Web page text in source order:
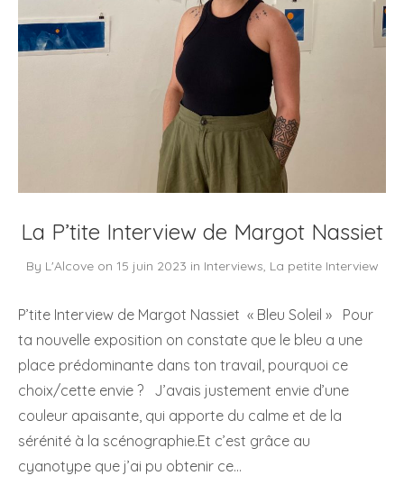
La P’tite Interview de Margot Nassiet
By L'Alcoveon 15 juin 2023 in Interviews, La petite Interview
P’tite Interview de Margot Nassiet « Bleu Soleil » Pour
ta nouvelle exposition on constate que le bleu a une
place prédominante dans ton travail, pourquoi ce
choix/cette envie ? J’avais justement envie d’une
couleur apaisante, qui apporte du calme et de la
sérénité à la scénographie.Et c’est grâce au
cyanotype que j’ai pu obtenir ce…